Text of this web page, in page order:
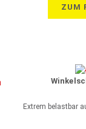
ZUM
Extrem belastbar